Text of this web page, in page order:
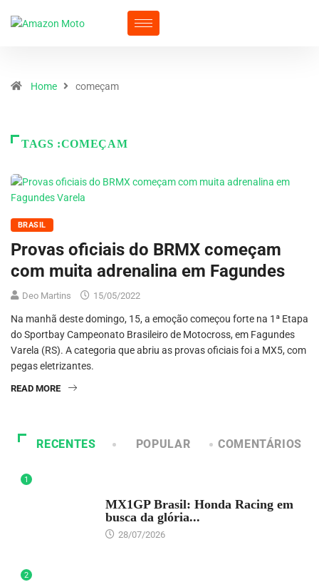
Home começam
TAGS :COMEÇAM
BRASIL
Provas oficiais do BRMX começam
com muita adrenalina em Fagundes
Deo Martins 15/05/2022
Na manhã deste domingo, 15, a emoção começou forte na 1ª Etapa
do Sportbay Campeonato Brasileiro de Motocross, em Fagundes
Varela (RS). A categoria que abriu as provas oficiais foi a MX5, com
pegas eletrizantes.
READ MORE
RECENTES POPULAR COMENTÁRIOS
1
MX1GP Brasil: Honda Racing em
busca da glória...
28/07/2026
2